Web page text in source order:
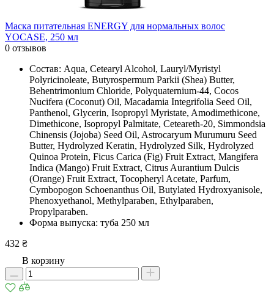
Маска питательная ENERGY для нормальных волос
YOCASE, 250 мл
0 отзывов
Состав: Aqua, Cetearyl Alcohol, Lauryl/Myristyl
Polyricinoleate, Butyrospermum Parkii (Shea) Butter,
Behentrimonium Chloride, Polyquaternium-44, Cocos
Nucifera (Coconut) Oil, Macadamia Integrifolia Seed Oil,
Panthenol, Glycerin, Isopropyl Myristate, Amodimethicone,
Dimethicone, Isopropyl Palmitate, Ceteareth-20, Simmondsia
Chinensis (Jojoba) Seed Oil, Astrocaryum Murumuru Seed
Butter, Hydrolyzed Keratin, Hydrolyzed Silk, Hydrolyzed
Quinoa Protein, Ficus Carica (Fig) Fruit Extract, Mangifera
Indica (Mango) Fruit Extract, Citrus Aurantium Dulcis
(Orange) Fruit Extract, Tocopheryl Acetate, Parfum,
Cymbopogon Schoenanthus Oil, Butylated Hydroxyanisole,
Phenoxyethanol, Methylparaben, Ethylparaben,
Propylparaben.
Форма выпуска: туба 250 мл
432 ₴
В корзину